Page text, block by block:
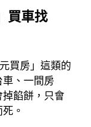
買車找
買房」這類的
、一間房
餡餅，只會
。